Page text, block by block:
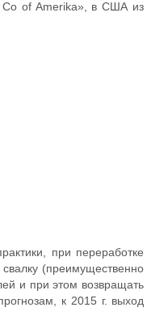
Со of Amerika», в США из
при переработке
(преимущественно
и при этом возвращать
к 2015 г. выход